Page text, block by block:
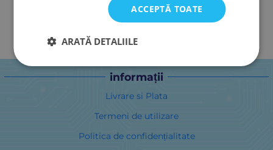
informații
Livrare si Plata
Termeni de utilizare
Politica de confidențialitate
ACCEPTĂ TOATE
ARATĂ DETALIILE